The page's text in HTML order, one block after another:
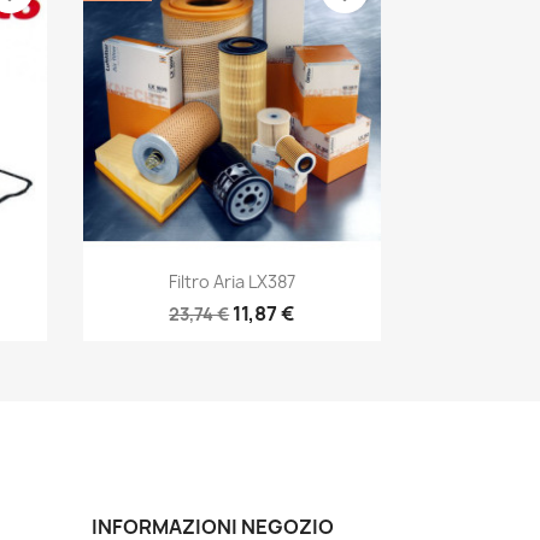
Anteprima
Filtro Aria LX387
23,74 €11,87 €
INFORMAZIONI NEGOZIO